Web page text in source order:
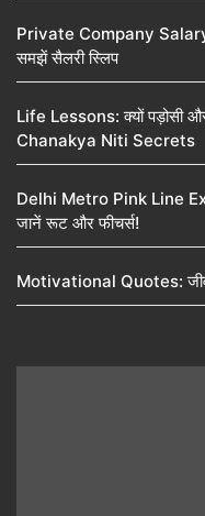
Private Company Salary
समझें सैलरी स्लिप
Life Lessons: क्यों पड़ोसी और
Chanakya Niti Secrets
Delhi Metro Pink Line
जानें रूट और फीचर्स!
Motivational Quotes: